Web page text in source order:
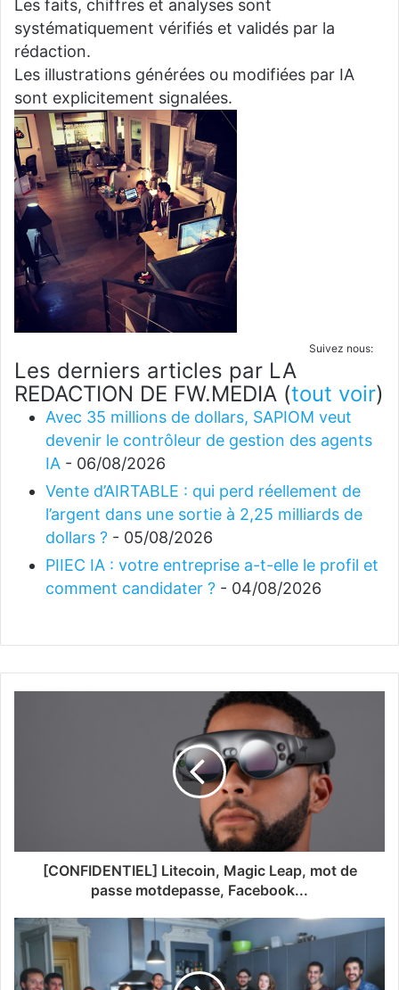
Les faits, chiffres et analyses sont
systématiquement vérifiés et validés par la
rédaction.
Les illustrations générées ou modifiées par IA
sont explicitement signalées.
Suivez nous:
Les derniers articles par LA
REDACTION DE FW.MEDIA (tout voir)
Avec 35 millions de dollars, SAPIOM veut
devenir le contrôleur de gestion des agents
IA - 06/08/2026
Vente d’AIRTABLE : qui perd réellement de
l’argent dans une sortie à 2,25 milliards de
dollars ? - 05/08/2026
PIIEC IA : votre entreprise a-t-elle le profil et
comment candidater ? - 04/08/2026
[CONFIDENTIEL] Litecoin, Magic Leap, mot de
passe motdepasse, Facebook...